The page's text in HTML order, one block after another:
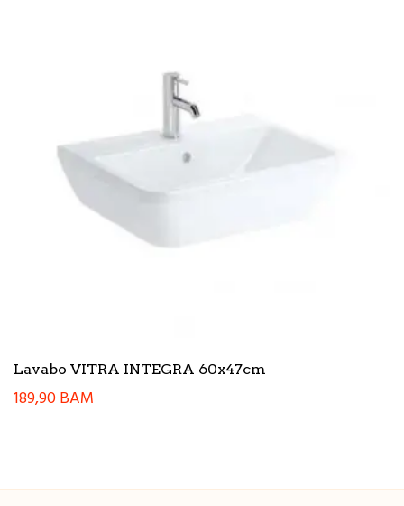
Lavabo VITRA INTEGRA 60x47cm
189,90BAM